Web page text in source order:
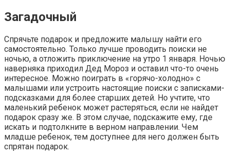
Загадочный
Спрячьте подарок и предложите малышу найти его
самостоятельно. Только лучше проводить поиски не
ночью, а отложить приключение на утро 1 января. Ночью
наверняка приходил Дед Мороз и оставил что-то очень
интересное. Можно поиграть в «горячо-холодно» с
малышами или устроить настоящие поиски с записками-
подсказками для более старших детей. Но учтите, что
маленький ребенок может растеряться, если не найдет
подарок сразу же. В этом случае, подскажите ему, где
искать и подтолкните в верном направлении. Чем
младше ребенок, тем доступнее для него должен быть
спрятан подарок.